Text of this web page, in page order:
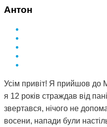
Антон
Усім привіт! Я прийшов до
я 12 років страждав від
звертався, нічого не
восени, напади були